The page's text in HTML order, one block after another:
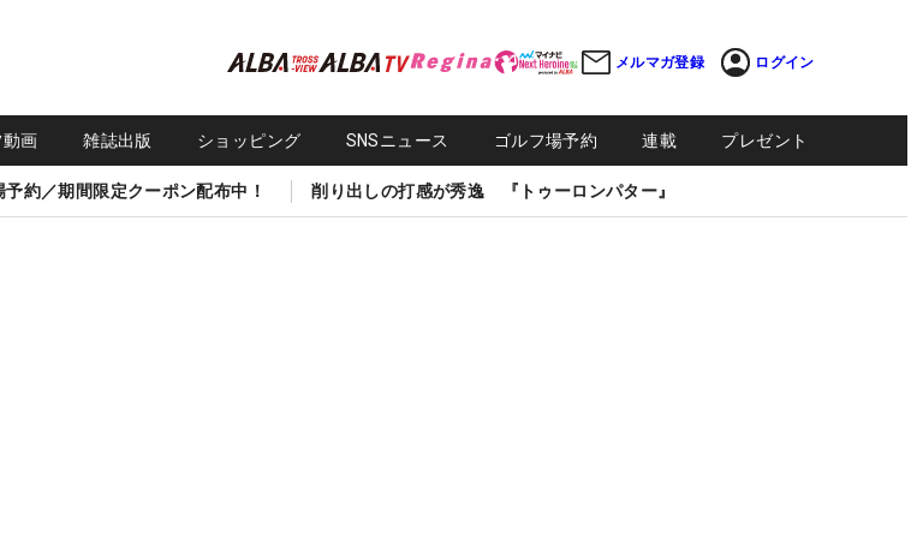
メルマガ登録 ログイン
動画 雑誌出版 ショッピング SNSニュース ゴルフ場予約 連載 プレゼント
予約／期間限定クーポン配布中！ 削り出しの打感が秀逸 『トゥーロンパター』